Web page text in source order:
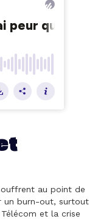
au point de
un burn-out, surtout
et la crise